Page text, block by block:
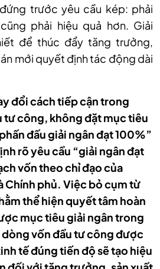
trước yêu cầu kép: phải
phải hiệu quả hơn. Giải
để thúc đẩy tăng trưởng,
mới quyết định tác động dài
đổi cách tiếp cận trong
tư công, không đặt mục tiêu
đấu giải ngân đạt 100%”
rõ yêu cầu “giải ngân đạt
vốn theo chỉ đạo của
Chính phủ. Việc bỏ cụm từ
thể hiện quyết tâm hoàn
mục tiêu giải ngân trong
dòng vốn đầu tư công được
tế đúng tiến độ sẽ tạo hiệu